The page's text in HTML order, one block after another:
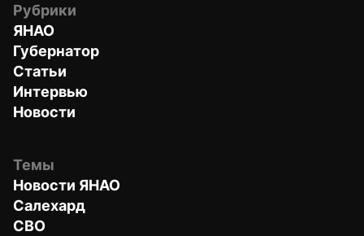
Рубрики
ЯНАО
Губернатор
Статьи
Интервью
Новости
Темы
Новости ЯНАО
Салехард
СВО